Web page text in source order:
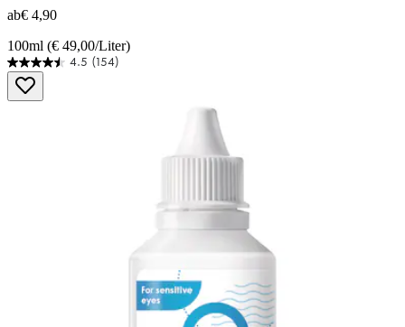
ab€ 4,90
100ml (€ 49,00/Liter)
4.5 (154)
4.5
von
5